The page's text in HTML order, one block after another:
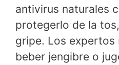
antivirus naturales
protegerlo de la
gripe. Los expertos
beber jengibre o